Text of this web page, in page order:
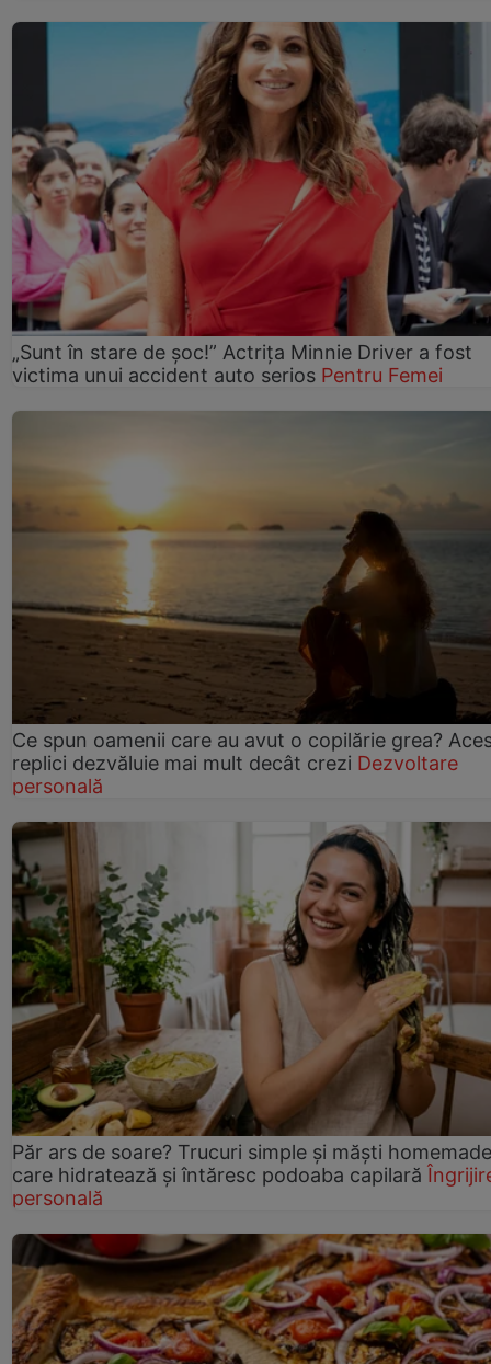
„Sunt în stare de șoc!” Actrița Minnie Driver a fost
victima unui accident auto serios Pentru Femei
Ce spun oamenii care au avut o copilărie grea?
replici dezvăluie mai mult decât crezi Dezvoltare
personală
Păr ars de soare? Trucuri simple și măști homemade
care hidratează și întăresc podoaba capilară
personală